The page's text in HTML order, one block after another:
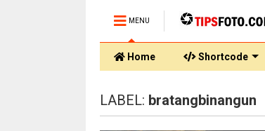
MENU
Home Shortcode
LABEL: bratangbinangun